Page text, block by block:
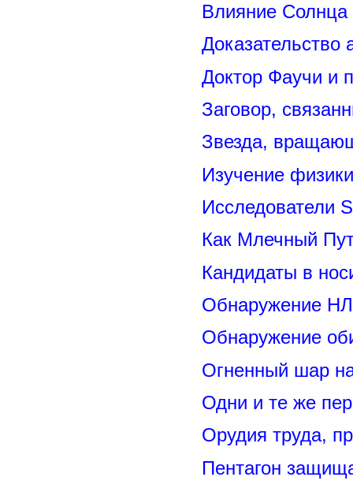
Влияние
Доказательство
Доктор Фаучи и
Заговор,
Звезда,
Изучение
Исследователи
Как Млечный
Кандидаты в
Обнаружение
Обнаружение
Огненный шар
Одни и те же
Орудия труда,
Пентагон